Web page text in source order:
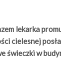
lekarka
cielesnej
świeczki w